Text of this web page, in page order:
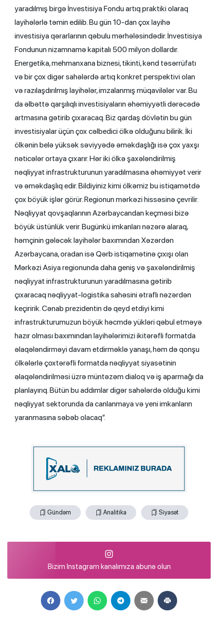
yaradılmış birgə İnvestisiya Fondu artıq praktiki olaraq
layihələrlə təmin edilib. Bu gün 10-dan çox layihə
investisiya qərarlarının qəbulu mərhələsindədir. İnvestisiya
Fondunun nizamnamə kapitalı 500 milyon dollardır.
Energetika, mehmanxana biznesi, tikinti, kənd təsərrüfatı
və bir çox digər sahələrdə artıq konkret perspektivi olan
və razılaşdırılmış layihələr, imzalanmış müqavilələr var. Bu
da əlbəttə qarşılıqlı investisiyaların əhəmiyyətli dərəcədə
artmasına gətirib çıxaracaq. Biz qardaş dövlətin bu gün
investisiyalar üçün çox cəlbedici ölkə olduğunu bilirik. İki
ölkənin belə yüksək səviyyədə əməkdaşlığı isə çox yaxşı
nəticələr ortaya çıxarır. Hər iki ölkə şaxələndirilmiş
nəqliyyat infrastrukturunun yaradılmasına əhəmiyyət verir
və əməkdaşlıq edir. Bildiyiniz kimi ölkəmiz bu istiqamətdə
çox böyük işlər görür. Regionun mərkəzi hissəsinə çevrilir.
Nəqliyyat qovşaqlarının Azərbaycandan keçməsi bizə
böyük üstünlük verir. Bugünkü imkanları nəzərə alaraq,
həmçinin gələcək layihələr baxımından Xəzərdən
Azərbaycana, oradan isə Qərb istiqamətinə çıxışı olan
Mərkəzi Asiya regionunda daha geniş və şaxələndirilmiş
nəqliyyat infrastrukturunun yaradılmasına gətirib
çıxaracaq nəqliyyat-logistika sahəsini ətraflı nəzərdən
keçiririk. Cənab prezidentin də qeyd etdiyi kimi
infrastrukturumuzun böyük həcmdə yükləri qəbul etməyə
hazır olması baxımından layihələrimizi ikitərəfli formatda
əlaqələndirməyi davam etdirməklə yanaşı, həm də qonşu
ölkələrlə çoxtərəfli formatda nəqliyyat siyasətinin
əlaqələndirilməsi üzrə müntəzəm dialoq və iş aparmağı da
planlayırıq. Bütün bu addımlar digər sahələrdə olduğu kimi
nəqliyyat sektorunda da canlanmaya və yeni imkanların
yaranmasına səbəb olacaq”.
Gündəm Analitika Siyasət
Bizim Instagram kanalımıza abunə olun